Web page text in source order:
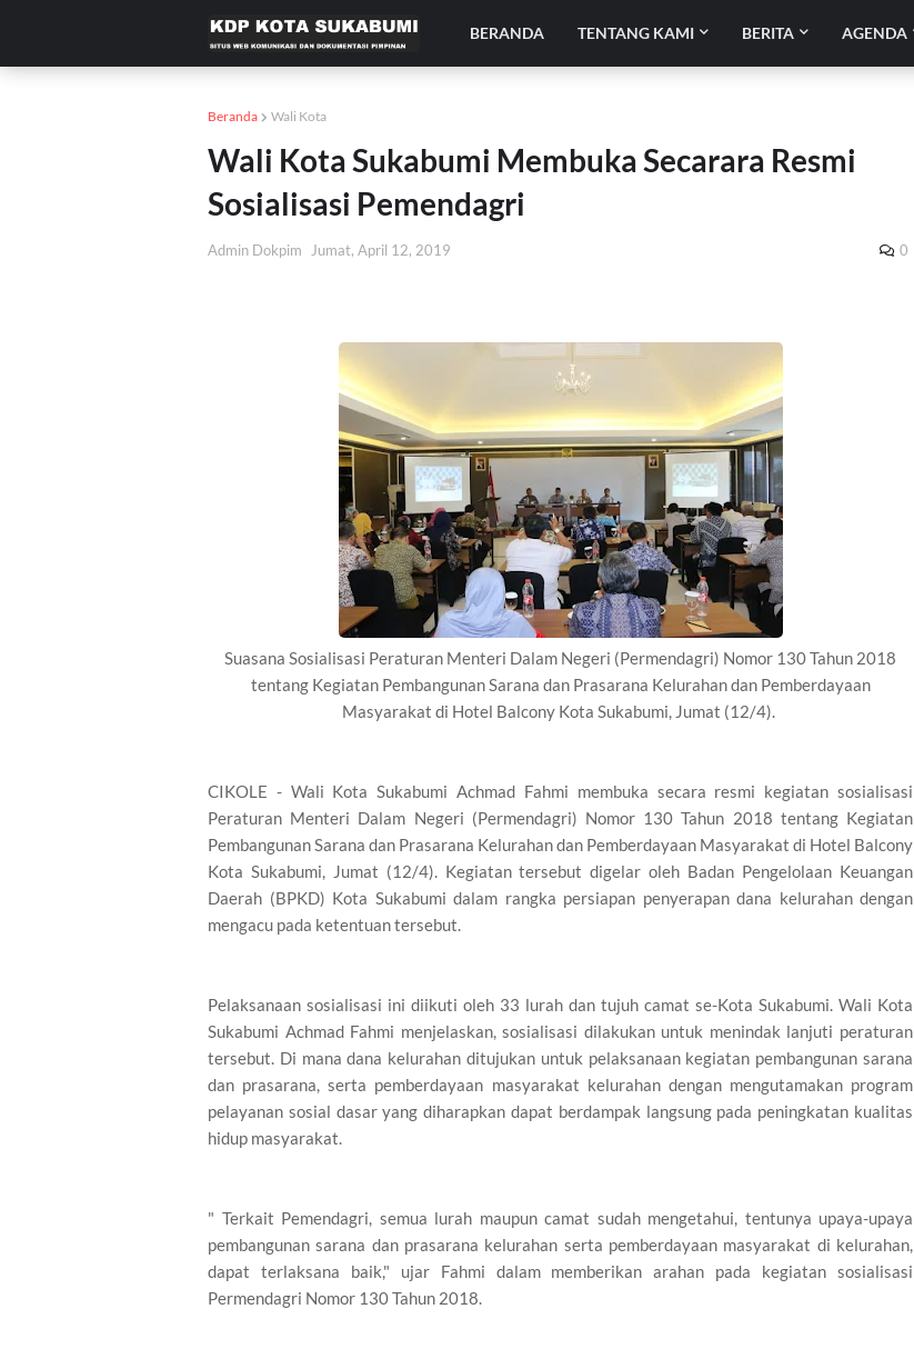
BERANDA TENTANG KAMI BERITA AGENDA
Beranda Wali Kota
Wali Kota Sukabumi Membuka Secarara Resmi
Sosialisasi Pemendagri
Admin Dokpim Jumat, April 12, 2019 0
Suasana Sosialisasi Peraturan Menteri Dalam Negeri (Permendagri) Nomor 130 Tahun 2018
tentang Kegiatan Pembangunan Sarana dan Prasarana Kelurahan dan Pemberdayaan
Masyarakat di Hotel Balcony Kota Sukabumi, Jumat (12/4).
CIKOLE - Wali Kota Sukabumi Achmad Fahmi membuka secara resmi kegiatan sosialisasi
Peraturan Menteri Dalam Negeri (Permendagri) Nomor 130 Tahun 2018 tentang Kegiatan
Pembangunan Sarana dan Prasarana Kelurahan dan Pemberdayaan Masyarakat di Hotel Balcony
Kota Sukabumi, Jumat (12/4). Kegiatan tersebut digelar oleh Badan Pengelolaan Keuangan
Daerah (BPKD) Kota Sukabumi dalam rangka persiapan penyerapan dana kelurahan dengan
mengacu pada ketentuan tersebut.
Pelaksanaan sosialisasi ini diikuti oleh 33 lurah dan tujuh camat se-Kota Sukabumi. Wali Kota
Sukabumi Achmad Fahmi menjelaskan, sosialisasi dilakukan untuk menindak lanjuti peraturan
tersebut. Di mana dana kelurahan ditujukan untuk pelaksanaan kegiatan pembangunan sarana
dan prasarana, serta pemberdayaan masyarakat kelurahan dengan mengutamakan program
pelayanan sosial dasar yang diharapkan dapat berdampak langsung pada peningkatan kualitas
hidup masyarakat.
" Terkait Pemendagri, semua lurah maupun camat sudah mengetahui, tentunya upaya-upaya
pembangunan sarana dan prasarana kelurahan serta pemberdayaan masyarakat di kelurahan,
dapat terlaksana baik," ujar Fahmi dalam memberikan arahan pada kegiatan sosialisasi
Permendagri Nomor 130 Tahun 2018.